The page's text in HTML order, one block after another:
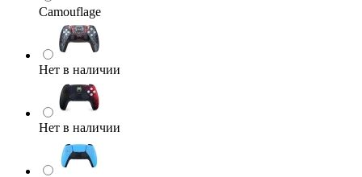
Camouflage
Нет в наличии
Нет в наличии